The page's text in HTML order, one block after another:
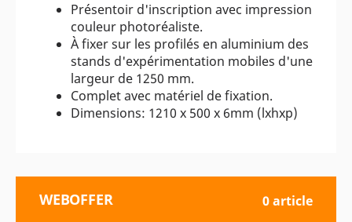
Présentoir d'inscription avec impression
couleur photoréaliste.
À fixer sur les profilés en aluminium des
stands d'expérimentation mobiles d'une
largeur de 1250 mm.
Complet avec matériel de fixation.
Dimensions: 1210 x 500 x 6mm (lxhxp)
WEBOFFER 0 article